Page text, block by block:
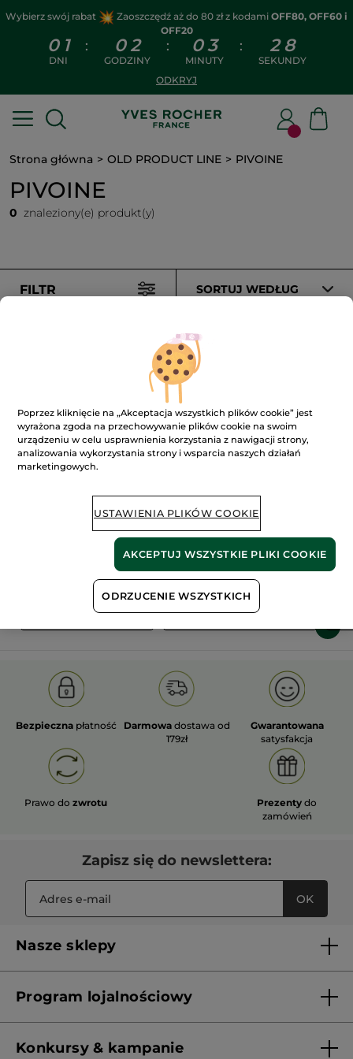
Wybierz swój rabat Zaoszczędź aż do 80 zł z kodami OFF80, OFF60 i
OFF20
0 1
DNI
: 0 2
GODZINY
: 0 3
MINUTY
: 2 8
SEKUNDY
ODKRYJ
Strona główna OLD PRODUCT LINE PIVOINE
PIVOINE
0 znaleziony(e) produkt(y)
FILTR SORTUJ WEDŁUG
roślinne
pól organicznych
Pokaż więcej
OLD PRODUCT LINE LES DEODORANTS NAT.
Bezpieczna płatność Darmowa dostawa od
179zł
Gwarantowana
satysfakcja
Prawo dozwrotu Prezenty do
zamówień
Zapisz się do newslettera:
OK
Nasze sklepy
Franczyza
Program lojalnościowy
Konkursy & kampanie
Poprzez kliknięcie na „Akceptacja wszystkich plików cookie” jest
wyrażona zgoda na przechowywanie plików cookie na swoim
urządzeniu w celu usprawnienia korzystania z nawigacji strony,
analizowania wykorzystania strony i wsparcia naszych działań
marketingowych.
USTAWIENIA PLIKÓW COOKIE
ODRZUCENIE WSZYSTKICH
AKCEPTUJ WSZYSTKIE PLIKI COOKIE